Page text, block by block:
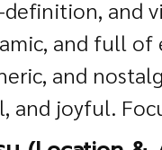
and
and full
and
and joyful.